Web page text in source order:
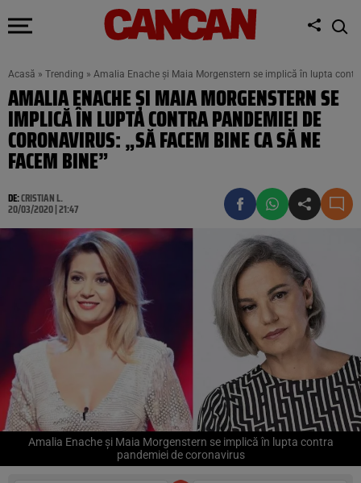
Acasă » Trending » Amalia Enache și Maia Morgenstern se implică în lupta
AMALIA ENACHE ȘI MAIA MORGENSTERN SE
IMPLICĂ ÎN LUPTA CONTRA PANDEMIEI DE
CORONAVIRUS: „SĂ FACEM BINE CA SĂ NE
FACEM BINE”
DE:CRISTIAN L.
20/03/2020 | 21:47
Amalia Enache și Maia Morgenstern se implică în lupta contra
pandemiei de coronavirus